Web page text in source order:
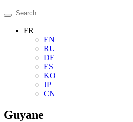
FR
EN
RU
DE
ES
KO
JP
CN
Guyane